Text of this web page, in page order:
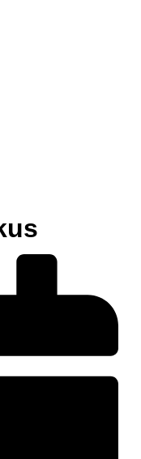
med højsæson for